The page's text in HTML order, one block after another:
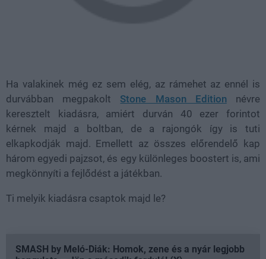
Ha valakinek még ez sem elég, az rámehet az ennél is
durvábban megpakolt Stone Mason Editionnévre
keresztelt kiadásra, amiért durván 40 ezer forintot
kérnek majd a boltban, de a rajongók így is tuti
elkapkodják majd. Emellett az összes előrendelő kap
három egyedi pajzsot, és egy különleges boostert is, ami
megkönnyíti a fejlődést a játékban.
Ti melyik kiadásra csaptok majd le?
SMASH by Meló-Diák: Homok, zene és a nyár legjobb